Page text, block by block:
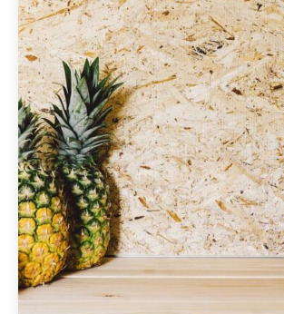
Geschrieben von
Redaktion Immofragen Wiener
Land